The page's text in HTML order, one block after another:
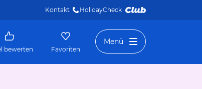
Kontakt HolidayCheck
bewerten Favoriten
Menü